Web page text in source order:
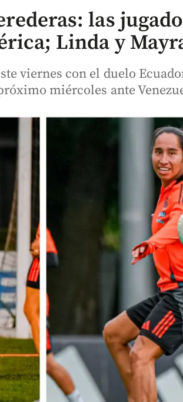
las
Linda y
viernes con el duelo
miércoles ante